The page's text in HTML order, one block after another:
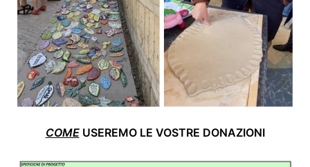
COMEUSEREMO LE VOSTRE DONAZIONI